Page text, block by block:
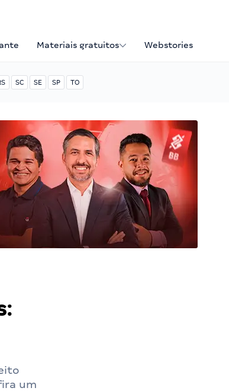
Materiais gratuitos Webstories
SC SE SP TO
um